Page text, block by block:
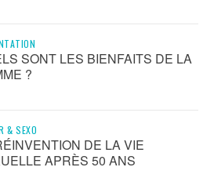
SONT LES BIENFAITS DE LA
?
& SEXO
DE LA VIE
APRÈS 50 ANS